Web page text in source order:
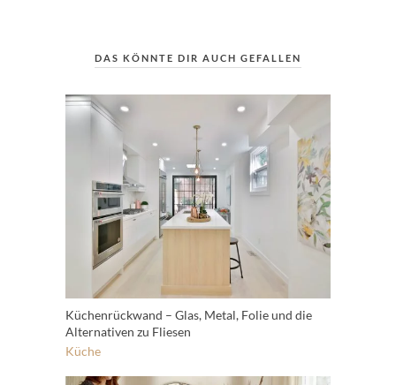
DAS KÖNNTE DIR AUCH GEFALLEN
Küchenrückwand – Glas, Metal, Folie und die
Alternativen zu Fliesen
Küche